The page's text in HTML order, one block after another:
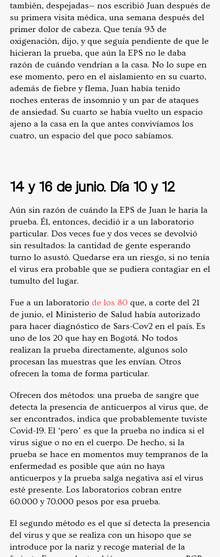
también, despejadas— nos escribió Juan después de
su primera visita médica, una semana después del
primer dolor de cabeza. Que tenía 93 de
oxigenación, dijo, y que seguía pendiente de que le
hicieran la prueba, que aún la EPS no le daba
razón de cuándo vendrían a la casa. No lo supe en
ese momento, pero en el aislamiento en su cuarto,
además de fiebre y flema, Juan había tenido
noches enteras de insomnio y un par de ataques
de ansiedad. Su cuarto se había vuelto un espacio
ajeno a la casa en la que antes convivíamos los
cuatro, un espacio del que poco sabíamos.
14 y 16 de junio. Día 10 y 12
Aún sin razón de cuándo la EPS de Juan le haría la
prueba. Él, entonces, decidió ir a un laboratorio
particular. Dos veces fue y dos veces se devolvió
sin resultados: la cantidad de gente esperando
turno lo asustó. Quedarse era un riesgo, si no tenía
el virus era probable que se pudiera contagiar en el
tumulto del lugar.
Fue a un laboratorio de los 80 que, a corte del 21
de junio, el Ministerio de Salud había autorizado
para hacer diagnóstico de Sars-Cov2 en el país. Es
uno de los 20 que hay en Bogotá. No todos
realizan la prueba directamente, algunos solo
procesan las muestras que les envían. Otros
ofrecen la toma de forma particular.
Ofrecen dos métodos: una prueba de sangre que
detecta la presencia de anticuerpos al virus que, de
ser encontrados, indica que probablemente tuviste
Covid-19. El ‘pero’ es que la prueba no indica si el
virus sigue o no en el cuerpo. De hecho, si la
prueba se hace en momentos muy tempranos de la
enfermedad es posible que aún no haya
anticuerpos y la prueba salga negativa así el virus
esté presente. Los laboratorios cobran entre
60.000 y 70.000 pesos por esa prueba.
El segundo método es el que sí detecta la presencia
del virus y que se realiza con un hisopo que se
introduce por la nariz y recoge material de la